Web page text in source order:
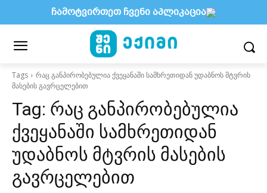
Tags
რაც განპირობებულია ქვეყანაში სამხრეთიდან უდაბნოს მტვრის
მასების გავრცელებით
Tag: რაც განპირობებულია
ქვეყანაში სამხრეთიდან
უდაბნოს მტვრის მასების
გავრცელებით
ჩამოტვირთეთ ჩვენი აპლიკაცია